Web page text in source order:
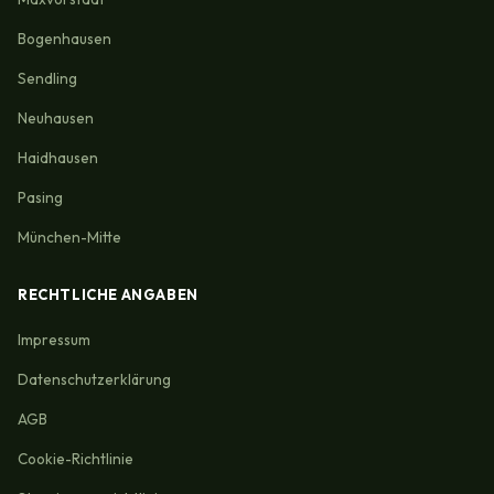
Bogenhausen
Sendling
Neuhausen
Haidhausen
Pasing
München-Mitte
RECHTLICHE ANGABEN
Impressum
Datenschutzerklärung
AGB
Cookie-Richtlinie